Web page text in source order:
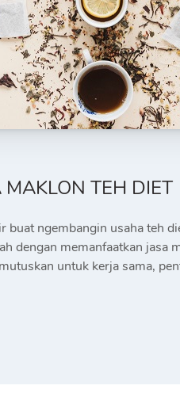
TEH DIET
buat ngembangin usaha teh
dengan memanfaatkan jasa
untuk kerja sama,